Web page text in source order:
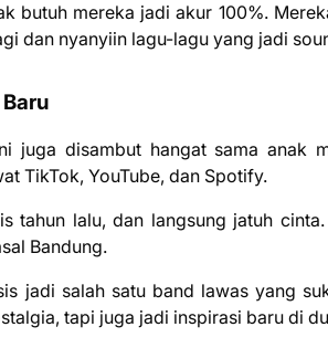
butuh mereka jadi akur 100%.
dan nyanyiin lagu-lagu yang jadi
juga disambut hangat sama anak
TikTok, YouTube, dan Spotify.
tahun lalu, dan langsung jatuh
Bandung.
jadi salah satu band lawas yang
tapi juga jadi inspirasi baru di